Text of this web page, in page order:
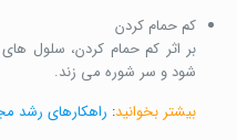
کم حمام کردن
بر اثر کم حمام کردن، سلول
شود و سر شوره می زند.
بیشتر بخوانید: راهکارهای رشد